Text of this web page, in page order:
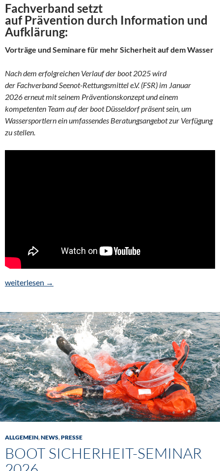
Fachverband setzt
auf Prävention durch Information und
Aufklärung:
Vorträge und Seminare für mehr Sicherheit auf dem Wasser
Nach dem erfolgreichen Verlauf der boot 2025 wird
der Fachverband Seenot-Rettungsmittel e.V. (FSR) im Januar
2026 erneut mit seinem Präventionskonzept und einem
kompetenten Team auf der boot Düsseldorf präsent sein, um
Wassersportlern ein umfassendes Beratungsangebot zur Verfügung
zu stellen.
boot Düsseldorf – FSR e.V. vom 17. bis 25. Januar 2026 in Halle
weiterlesen →
ALLGEMEIN,NEWS,PRESSE
BOOT SICHERHEIT-SEMINAR